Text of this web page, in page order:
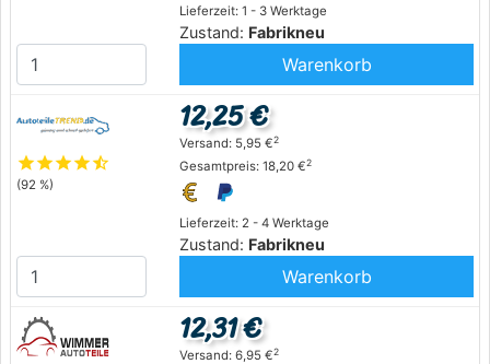
Lieferzeit: 1 - 3 Werktage
Zustand: Fabrikneu
Warenkorb
starstarstarstarstar_half
(92 %)
Lieferzeit: 2 - 4 Werktage
Zustand: Fabrikneu
12,25 €
Versand: 5,95 €2
Gesamtpreis: 18,20 €2
Warenkorb
12,31 €
Versand: 6,95 €2